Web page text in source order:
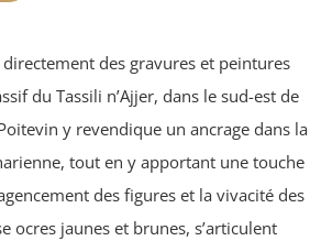
des gravures et peintures
du Tassili n’Ajjer, dans le sud-est de
y revendique un ancrage dans la
tout en y apportant une touche
des figures et la vivacité des
ocres jaunes et brunes, s’articulent